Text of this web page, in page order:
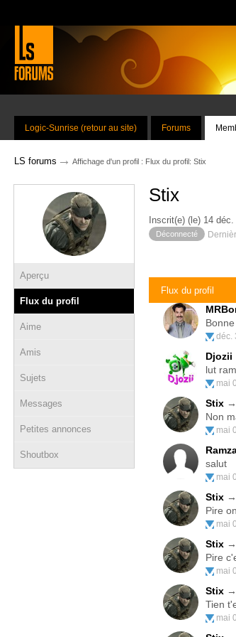
Logic-Sunrise (retour au site) Forums
LS forums → Affichage d'un profil : Flux du profil: Stix
Aperçu
Flux du profil
Aime
Amis
Sujets
Messages
Petites annonces
Shoutbox
Stix
Inscrit(e) (le) 14
Déconnecté
Flux du profil
déc.
Djozii
lut
mai
Stix →
Non
mai
salut
mai
Stix →
Pire
mai
Stix →
Pire
mai
Stix →
Tien
mai